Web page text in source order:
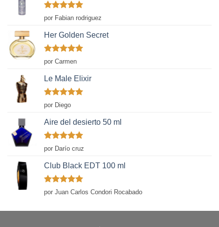
Valorado
con
por Fabian rodriguez
Her Golden Secret
Valorado
con
por Carmen
Le Male Elixir
Valorado
con
de 5
por Diego
Aire del desierto 50 ml
Valorado
con
por Darío cruz
Club Black EDT 100 ml
Valorado
con
por Juan Carlos Condori Rocabado